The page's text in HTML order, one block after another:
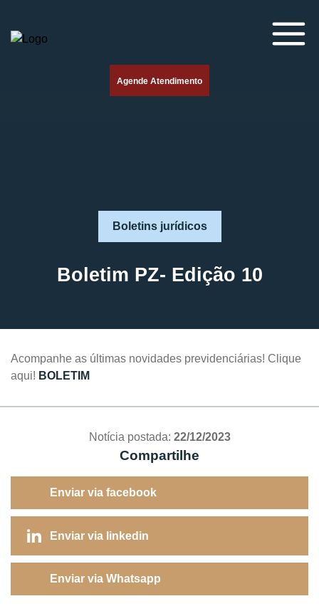
Agende Atendimento
Boletins jurídicos
Boletim PZ- Edição 10
Acompanhe as últimas novidades previdenciárias! Clique
aqui! BOLETIM
Notícia postada: 22/12/2023
Compartilhe
Enviar via facebook
Enviar via linkedin
Enviar via Whatsapp